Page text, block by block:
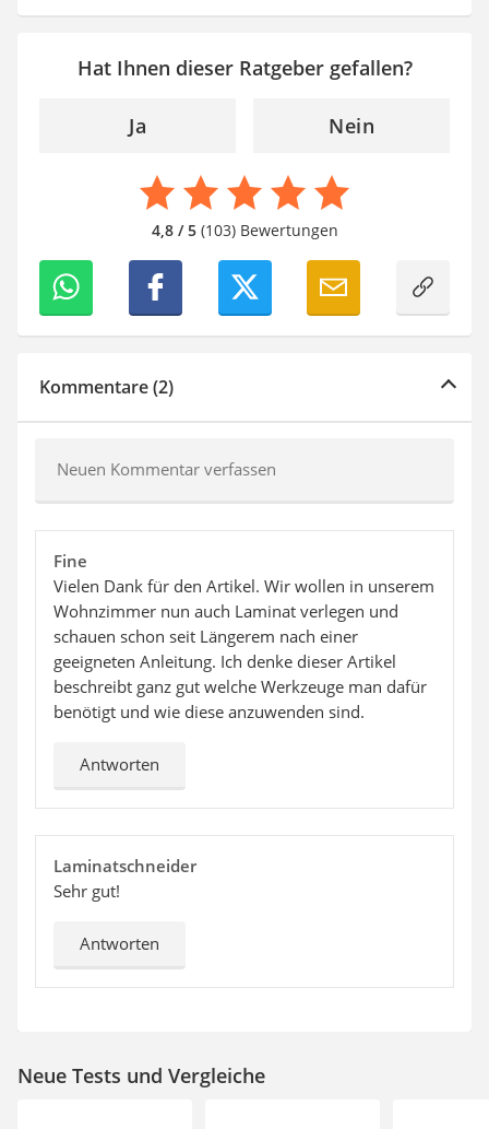
Hat Ihnen dieser Ratgeber gefallen?
Ja Nein
4,8 / 5(103) Bewertungen
Kommentare (2)
Neuen Kommentar verfassen
Fine
Vielen Dank für den Artikel. Wir wollen in unserem
Wohnzimmer nun auch Laminat verlegen und
schauen schon seit Längerem nach einer
geeigneten Anleitung. Ich denke dieser Artikel
beschreibt ganz gut welche Werkzeuge man dafür
benötigt und wie diese anzuwenden sind.
Antworten
Laminatschneider
Sehr gut!
Antworten
Neue Tests und Vergleiche